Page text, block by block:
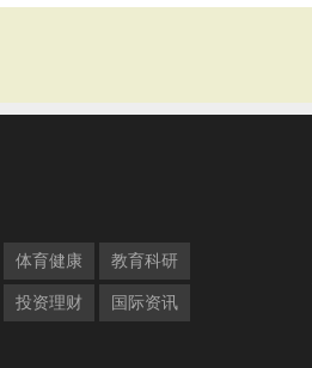
体育健康 教育科研
投资理财 国际资讯